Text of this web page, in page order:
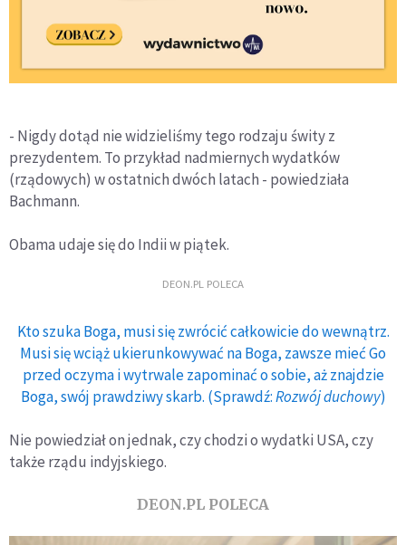
- Nigdy dotąd nie widzieliśmy tego rodzaju świty z
prezydentem. To przykład nadmiernych wydatków
(rządowych) w ostatnich dwóch latach - powiedziała
Bachmann.
Obama udaje się do Indii w piątek.
DEON.PL POLECA
Kto szuka Boga, musi się zwrócić całkowicie do wewnątrz.
Musi się wciąż ukierunkowywać na Boga, zawsze mieć Go
przed oczyma i wytrwale zapominać o sobie, aż znajdzie
Boga, swój prawdziwy skarb. (Sprawdź:Rozwój duchowy)
Nie powiedział on jednak, czy chodzi o wydatki USA, czy
także rządu indyjskiego.
DEON.PL POLECA